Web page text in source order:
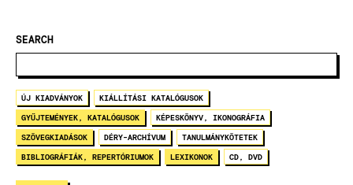
SEARCH
ÚJ KIADVÁNYOK KIÁLLÍTÁSI KATALÓGUSOK
GYŰJTEMÉNYEK, KATALÓGUSOK KÉPESKÖNYV, IKONOGRÁFIA
SZÖVEGKIADÁSOK DÉRY-ARCHÍVUM TANULMÁNYKÖTETEK
BIBLIOGRÁFIÁK, REPERTÓRIUMOK LEXIKONOK CD, DVD